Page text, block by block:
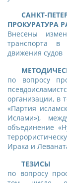
CАНКТ-
ПРОКУРАТУРА
Внесены
транспорта в
движения судов
по вопросу
организации, в
«Партия
Ислами»),
объединение
Ирака и
ТЕЗИСЫ
по вопросу